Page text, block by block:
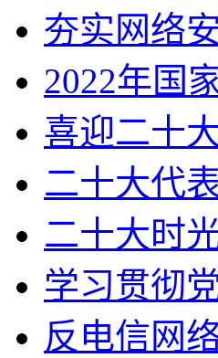
夯实网络
2022年国
喜迎二十
二十大代
二十大时
学习贯彻
反电信网